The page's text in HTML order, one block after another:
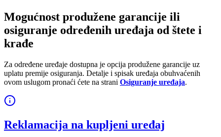
Mogućnost produžene garancije ili
osiguranje određenih uređaja od štete i
krađe
Za određene uređaje dostupna je opcija produžene garancije uz
uplatu premije osiguranja. Detalje i spisak uređaja obuhvaćenih
ovom uslugom pronaći ćete na strani Osiguranje uređaja.
Reklamacija na kupljeni uređaj